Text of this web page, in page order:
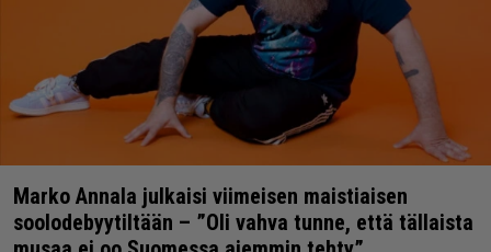
Marko Annala julkaisi viimeisen maistiaisen
soolodebyytiltään – ”Oli vahva tunne, että tällaista